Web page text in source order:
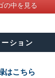
の中を見る
ション
はこちら